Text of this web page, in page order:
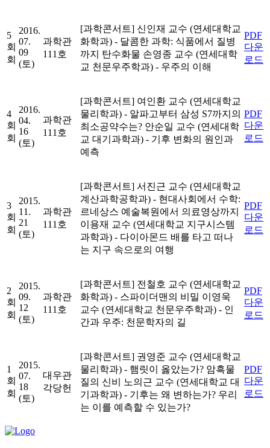
5
회
회
2016.
07.
09
(토)
과학관
111호
[과학콘서트] 신인재 교수 (연세대학교
화학과) - 달콤한 과학: 식품에서 질병
까지 탄수화물 손영종 교수 (연세대학
교 천문우주학과) - 우주의 이해
PDF
다운
로드
4
회
회
2016.
04.
16
(토)
과학관
111호
[과학콘서트] 여인환 교수 (연세대학교
물리학과) - 알파고부터 삼성 S7까지의
최소공약수는? 안순일 교수 (연세대학
교 대기과학과) - 기후 변화의 원인과
예측
PDF
다운
로드
3
회
회
2015.
11.
21
(토)
과학관
111호
[과학콘서트] 서진근 교수 (연세대학교
계산과학공학과) - 현대사회에서 수학:
르네상스 예술복원에서 의료영상까지
이용재 교수 (연세대학교 지구시스템
과학과) - 다이아몬드 배를 타고 떠나
는 지구 속으로의 여행
PDF
다운
로드
2
회
회
2015.
09.
12
(토)
과학관
111호
[과학콘서트] 전철호 교수 (연세대학교
화학과) - 스파이더맨의 비밀 이영욱
교수 (연세대학교 천문우주학과) - 인
간과 우주: 천문학자의 길
PDF
다운
로드
1
회
회
2015.
07.
18
(토)
대우관
각당헌
[과학콘서트] 권영준 교수 (연세대학교
물리학과) - 햄릿이 옳았는가? 암흑물
질의 신비
노의근 교수 (연세대학교 대
기과학과) - 기후는 왜 변하는가? 우리
는 이를 예측할 수 있는가?
PDF
다운
로드